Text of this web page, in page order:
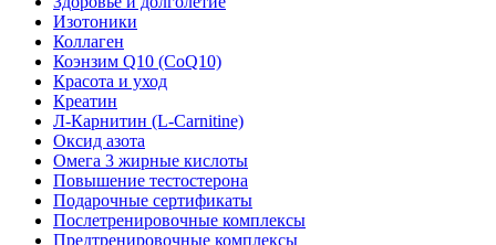
Изотоники
Коллаген
Коэнзим Q10 (CoQ10)
Красота и уход
Креатин
Л-Карнитин (L-Сarnitine)
Оксид азота
Омега 3 жирные кислоты
Повышение тестостерона
Подарочные сертификаты
Послетренировочные комплексы
Предтренировочные комплексы